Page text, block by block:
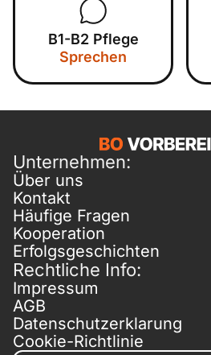
B1-B2 Pflege
Sprechen
Unternehmen:
Über uns
Kontakt
Häufige Fragen
Kooperation
Erfolgsgeschichten
Rechtliche Info:
Impressum
AGB
Datenschutzerklarung
Cookie-Richtlinie